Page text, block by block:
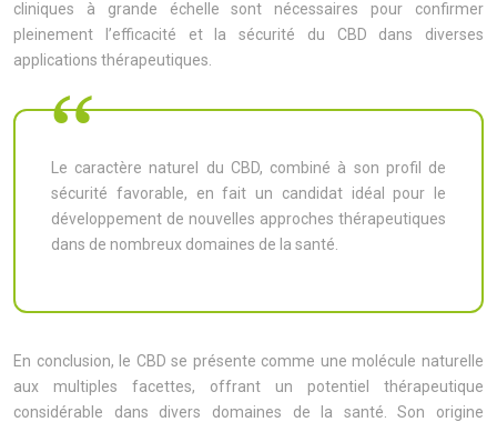
cliniques à grande échelle sont nécessaires pour confirmer
pleinement l’efficacité et la sécurité du CBD dans diverses
applications thérapeutiques.
Le caractère naturel du CBD, combiné à son profil de
sécurité favorable, en fait un candidat idéal pour le
développement de nouvelles approches thérapeutiques
dans de nombreux domaines de la santé.
En conclusion, le CBD se présente comme une molécule naturelle
aux multiples facettes, offrant un potentiel thérapeutique
considérable dans divers domaines de la santé. Son origine